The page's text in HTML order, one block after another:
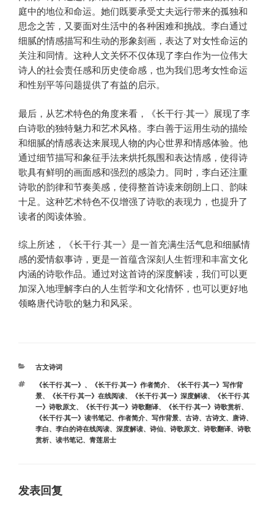
庭中的地位和命运。她们既要承受丈夫远行带来的孤独和
思念之苦，又要面对生活中的各种困难和挑战。李白通过
细腻的情感描写和生动的形象刻画，表达了对女性命运的
关注和同情。这种人文关怀不仅体现了李白作为一位伟大
诗人的社会责任感和历史使命感，也为我们思考女性命运
和性别平等问题提供了有益的启示。
最后，从艺术特色的角度来看，《长干行·其一》展现了李
白诗歌的独特魅力和艺术风格。李白善于运用生动的描绘
和细腻的情感表达来展现人物的内心世界和情感体验。他
通过细节描写和象征手法来烘托氛围和表达情感，使得诗
歌具有鲜明的画面感和强烈的感染力。同时，李白还注重
诗歌的韵律和节奏美感，使得整首诗读来朗朗上口、韵味
十足。这种艺术特色不仅增强了诗歌的表现力，也提升了
读者的阅读体验。
综上所述，《长干行·其一》是一首充满生活气息和细腻情
感的爱情叙事诗，更是一首蕴含深刻人生哲理和丰富文化
内涵的诗歌作品。通过对这首诗的深度解读，我们可以更
加深入地理解李白的人生哲学和文化情怀，也可以更好地
领略唐代诗歌的魅力和风采。
分
古文诗词
标
签
《长干行·其一》 、 《长干行·其一》作者简介、
《长干行·其一》写作背
景、 《长干行·其一》在线阅读、 《长干行·其一》深度解读、
《长干行·其
一》诗歌原文、 《长干行·其一》诗歌翻译、 《长干行·其一》诗歌赏析、
《长干行·其一》读书笔记、 作者简介、 写作背景、 古诗、 古诗文、 唐诗、
李白、 李白的诗在线阅读、 深度解读、 诗仙、 诗歌原文、 诗歌翻译、 诗歌
赏析、 读书笔记、 青莲居士
发表回复